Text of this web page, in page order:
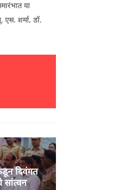
या
एस. शर्मा, डॉ.
दिवंगत
सांत्वन